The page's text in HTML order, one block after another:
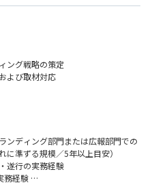
に関する許認可手続き業務
ング戦略の策定
よび取材対応
広報
・強化によるパブリシティの獲得
スクコミュニケーションの指揮
成および進捗報告
成
ンディング部門または広報部門での
に準ずる規模／5年以上目安）
遂行の実務経験
務経験